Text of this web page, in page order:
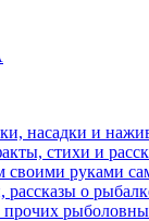
насадки и
стихи и
своими руками
о
прочих